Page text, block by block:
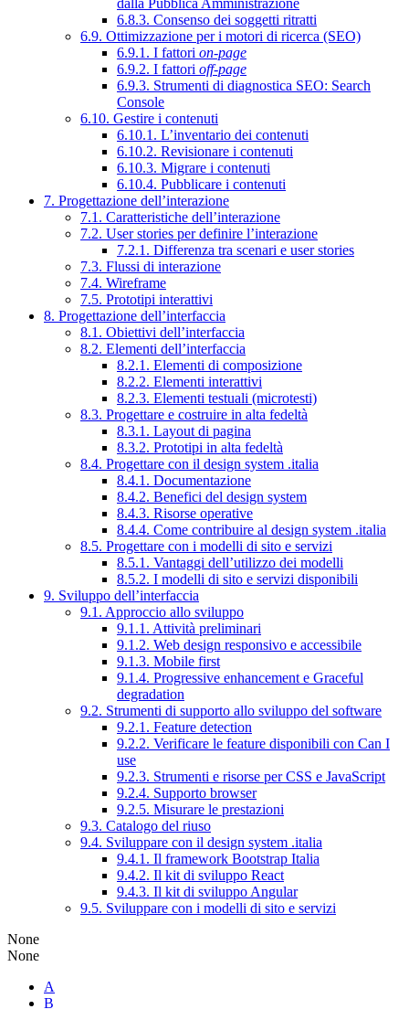
dalla Pubblica Amministrazione
6.8.3. Consenso dei soggetti ritratti
6.9. Ottimizzazione per i motori di ricerca (SEO)
6.9.1. I fattori on-page
6.9.2. I fattori off-page
6.9.3. Strumenti di diagnostica SEO: Search
Console
6.10. Gestire i contenuti
6.10.1. L’inventario dei contenuti
6.10.2. Revisionare i contenuti
6.10.3. Migrare i contenuti
6.10.4. Pubblicare i contenuti
7. Progettazione dell’interazione
7.1. Caratteristiche dell’interazione
7.2. User stories per definire l’interazione
7.2.1. Differenza tra scenari e user stories
7.3. Flussi di interazione
7.4. Wireframe
7.5. Prototipi interattivi
8. Progettazione dell’interfaccia
8.1. Obiettivi dell’interfaccia
8.2. Elementi dell’interfaccia
8.2.1. Elementi di composizione
8.2.2. Elementi interattivi
8.2.3. Elementi testuali (microtesti)
8.3. Progettare e costruire in alta fedeltà
8.3.1. Layout di pagina
8.3.2. Prototipi in alta fedeltà
8.4. Progettare con il design system .italia
8.4.1. Documentazione
8.4.2. Benefici del design system
8.4.3. Risorse operative
8.4.4. Come contribuire al design system .italia
8.5. Progettare con i modelli di sito e servizi
8.5.1. Vantaggi dell’utilizzo dei modelli
8.5.2. I modelli di sito e servizi disponibili
9. Sviluppo dell’interfaccia
9.1. Approccio allo sviluppo
9.1.1. Attività preliminari
9.1.2. Web design responsivo e accessibile
9.1.3. Mobile first
9.1.4. Progressive enhancement e Graceful
degradation
9.2. Strumenti di supporto allo sviluppo del software
9.2.1. Feature detection
9.2.2. Verificare le feature disponibili con Can I
use
9.2.3. Strumenti e risorse per CSS e JavaScript
9.2.4. Supporto browser
9.2.5. Misurare le prestazioni
9.3. Catalogo del riuso
9.4. Sviluppare con il design system .italia
9.4.1. Il framework Bootstrap Italia
9.4.2. Il kit di sviluppo React
9.4.3. Il kit di sviluppo Angular
9.5. Sviluppare con i modelli di sito e servizi
None
None
A
B